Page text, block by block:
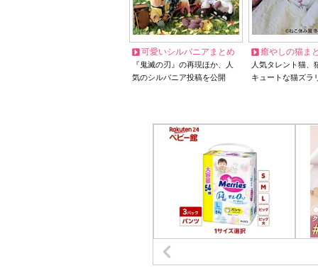
可愛いシルバニアまとめ
『鬼滅の刃』の再現ほか、人
気のシルバニア投稿を公開
癒やしの猫ま
人気タレント猫
キュートな猫ズラ